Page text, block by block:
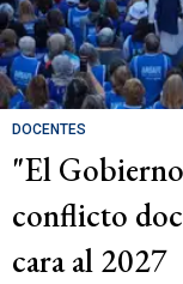
DOCENTES
"El
conflicto
cara al 2027